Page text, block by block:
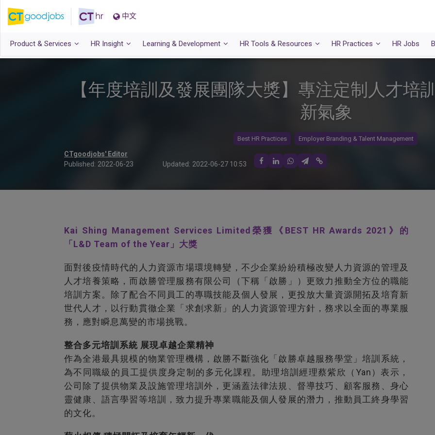
中文
Product & Services HR Insight Learning & Development HR Tools & Resources HR Practices HR Jobs
【年度培訓及發展團隊大獎】專注定制人才培
新氣象
Best HR Practices Employer Branding & Talent Management
CTgoodjobs' Editor
Published: 2022-06-23 Updated: 2022-06-27 10:53
Kai Shing Management Services Limited榮獲《BEST HR Awards 2021》的
「L&D Team of the Year」大獎
面對後疫情時代的人力資源市場環境轉變，不少企業紛紛積極改變人力資源的管理及
人才培養策略，而啟勝管理服務有限公司（下稱「啟勝」）更致力推動全方位的職能
培訓方案。除了配合不同員工的專職技能及個人發展，更投放大量資源開拓及培育新
世代人才，以行動貫徹企業「求創求新」的人力資源管理方針，務求以全面的專業服
務，應對瞬息萬變的市場挑戰。
整合多元培訓系統 展現卓越企業精神
作為全港最具規模的物業管理機構，啟勝不斷強化「啟勝卓越服務學堂」培訓系統，
為不同職級的員工提供度身定制的多元化課程。助理培訓經理蔡紫欣（Yan）表示，
公司除了提供物業及設施管理培訓外，更涵蓋法律法規、督導技巧、顧客服務、身心
靈健康、語言學習等培訓，致力提升專業職能及個人發展的潛力，推動員工終身學習
的文化。